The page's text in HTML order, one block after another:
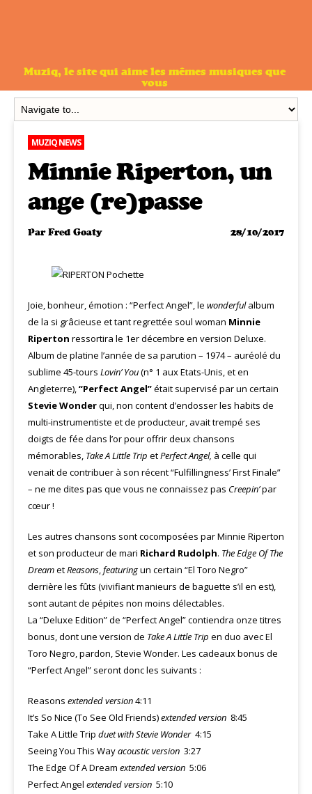
Muziq, le site qui aime les mêmes musiques que
vous
MUZIQ NEWS
Minnie Riperton, un
ange (re)passe
ParFred Goaty 28/10/2017
Joie, bonheur, émotion : “Perfect Angel”, le wonderfulalbum
de la si grâcieuse et tant regrettée soul woman Minnie
Riperton ressortira le 1er décembre en version Deluxe.
Album de platine l’année de sa parution – 1974 – auréolé du
sublime 45-tours Lovin’ You(n° 1 aux Etats-Unis, et en
Angleterre),“Perfect Angel”était supervisé par un certain
Stevie Wonderqui, non content d’endosser les habits de
multi-instrumentiste et de producteur, avait trempé ses
doigts de fée dans l’or pour offrir deux chansons
mémorables, Take A Little Trip etPerfect Angel, à celle qui
venait de contribuer à son récent “Fulfillingness’ First Finale”
– ne me dites pas que vous ne connaissez pas Creepin’par
cœur !
Les autres chansons sont cocomposées par Minnie Riperton
et son producteur de mari Richard Rudolph. The Edge Of The
DreametReasons,featuringun certain “El Toro Negro”
derrière les fûts (vivifiant manieurs de baguette s’il en est),
sont autant de pépites non moins délectables.
La “Deluxe Edition” de “Perfect Angel” contiendra onze titres
bonus, dont une version de Take A Little Trip en duo avec El
Toro Negro, pardon, Stevie Wonder. Les cadeaux bonus de
“Perfect Angel” seront donc les suivants :
Reasons extended version4:11
It’s So Nice (To See Old Friends)extended version 8:45
Take A Little Trip duet with Stevie Wonder4:15
Seeing You This Wayacoustic version 3:27
The Edge Of A Dream extended version 5:06
Perfect Angel extended version 5:10